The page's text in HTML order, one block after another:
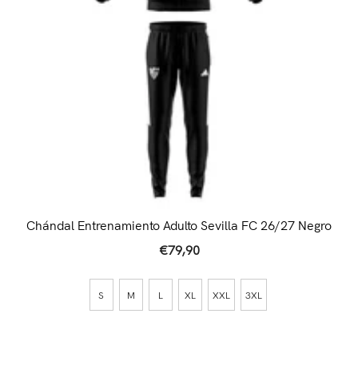
Chándal Entrenamiento Adulto Sevilla FC 26/27 Negro
€79,90
S M L XL XXL 3XL